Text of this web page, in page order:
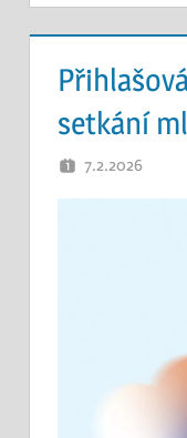
setkání
7.2.2026